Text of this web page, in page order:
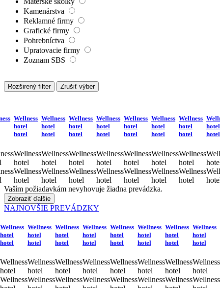
Kamenárstva
Reklamné firmy
Grafické firmy
Pohrebníctva
Upratovacie firmy
Zoznam SBS
Rozširený filter Zrušiť výber
Wellness
hotel
hotel
Wellness
hotel
Wellness
hotel
Wellness
hotel
hotel
Wellness
hotel
Wellness
hotel
Wellness
hotel
hotel
Wellness
hotel
Wellness
hotel
Wellness
hotel
hotel
Wellness
hotel
Wellness
hotel
Wellness
hotel
hotel
Wellness
hotel
Wellness
hotel
Wellness
hotel
hotel
Wellness
hotel
Wellness
hotel
Wellness
hotel
hotel
Wellness
hotel
Wellness
hotel
hotel
hotel
Vaším požiadavkám nevyhovuje žiadna prevádzka.
Zobraziť ďalšie
NAJNOVŠIE PREVÁDZKY
Wellness
hotel
hotel
Wellness
hotel
Wellness
Wellness
hotel
hotel
Wellness
hotel
Wellness
Wellness
hotel
hotel
Wellness
hotel
Wellness
Wellness
hotel
hotel
Wellness
hotel
Wellness
Wellness
hotel
hotel
Wellness
hotel
Wellness
Wellness
hotel
hotel
Wellness
hotel
Wellness
Wellness
hotel
hotel
Wellness
hotel
Wellness
Wellness
hotel
hotel
Wellness
hotel
Wellness